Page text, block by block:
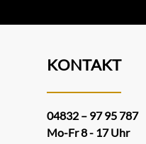
KONTAKT
04832 – 97 95 787
Mo-Fr 8 - 17 Uhr